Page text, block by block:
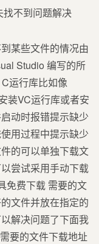
某些文件的情况由
Studio 编写的所
运行库比如像
装VC运行库或者安
动时报错提示缺少
用过程中提示缺少
的可以单独下载文
尝试采用手动下载
免费下载 需要的文
文件并放在指定的
解决问题了下面我
要的文件下载地址